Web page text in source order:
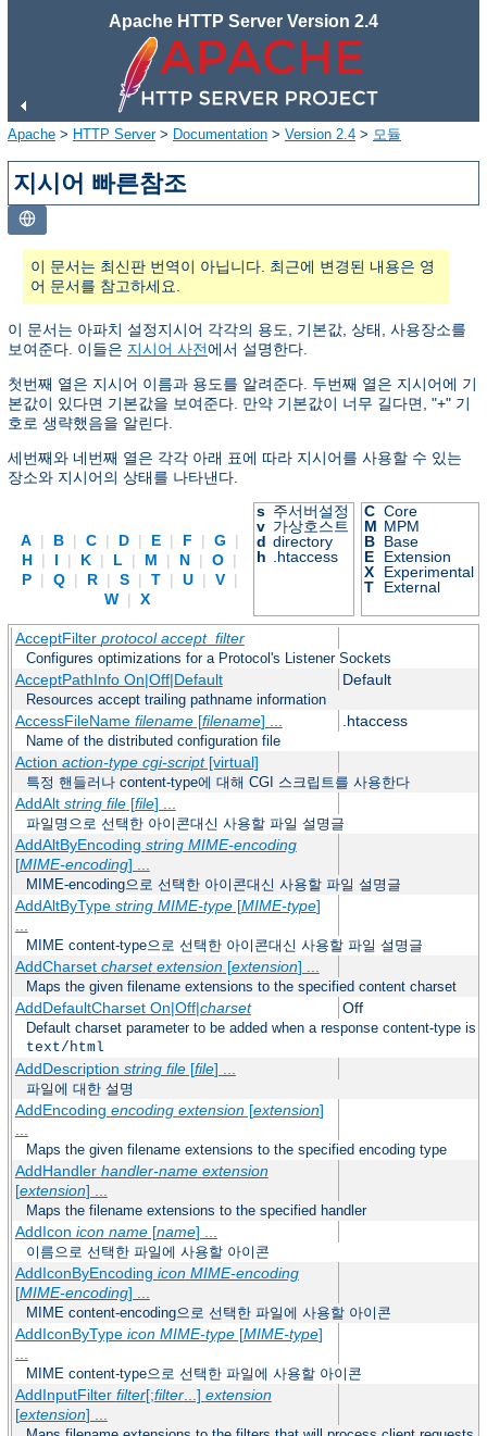
Apache HTTP Server Version 2.4
Apache > HTTP Server> Documentation > Version 2.4 > 모듈
지시어 빠른참조
이 문서는 최신판 번역이 아닙니다. 최근에 변경된 내용은 영
어 문서를 참고하세요.
이 문서는 아파치 설정지시어 각각의 용도, 기본값, 상태, 사용장소를
보여준다. 이들은 지시어 사전에서 설명한다.
첫번째 열은 지시어 이름과 용도를 알려준다. 두번째 열은 지시어에 기
본값이 있다면 기본값을 보여준다. 만약 기본값이 너무 길다면, "+" 기
호로 생략했음을 알린다.
세번째와 네번째 열은 각각 아래 표에 따라 지시어를 사용할 수 있는
장소와 지시어의 상태를 나타낸다.
A | B | C | D | E | F | G
|
H | I | K | L | M | N | O |
P | Q | R | S | T | U | V |
W | X
s 주서버설정
v 가상호스트
d directory
h
.htaccess
C Core
M MPM
B Base
E
Extension
X
Experimental
T
External
AcceptFilter protocol accept_filter
Configures optimizations for a Protocol's Listener Sockets
AcceptPathInfo On|Off|Default Default
Resources accept trailing pathname information
AccessFileName filename[filename] ... .htaccess
Name of the distributed configuration file
Action action-type cgi-script[virtual]
특정 핸들러나 content-type에 대해 CGI 스크립트를 사용한다
AddAlt string file[file] ...
파일명으로 선택한 아이콘대신 사용할 파일 설명글
AddAltByEncoding string MIME-encoding
[MIME-encoding] ...
MIME-encoding으로 선택한 아이콘대신 사용할 파일 설명글
AddAltByType string MIME-type[MIME-type]
MIME content-type으로 선택한 아이콘대신 사용할 파일 설명글
AddCharset charset extension[extension] ...
Maps the given filename extensions to the specified content charset
AddDefaultCharset On|Off|charset Off
Default charset parameter to be added when a response content-type is
text/html
AddDescription string file[file] ...
파일에 대한 설명
AddEncoding encoding extension[extension]
Maps the given filename extensions to the specified encoding type
AddHandler handler-name extension
[extension] ...
Maps the filename extensions to the specified handler
AddIcon icon name[name] ...
이름으로 선택한 파일에 사용할 아이콘
AddIconByEncoding icon MIME-encoding
[MIME-encoding] ...
MIME content-encoding으로 선택한 파일에 사용할 아이콘
AddIconByType icon MIME-type[MIME-type]
MIME content-type으로 선택한 파일에 사용할 아이콘
AddInputFilter filter[;filter...] extension
[extension] ...